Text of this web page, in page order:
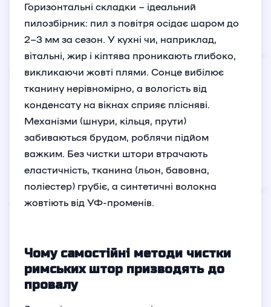
Горизонтальні складки – ідеальний
пилозбірник: пил з повітря осідає шаром до
2–3 мм за сезон. У кухні чи, наприклад,
вітальні, жир і кіптява проникають глибоко,
викликаючи жовті плями. Сонце вибілює
тканину нерівномірно, а вологість від
конденсату на вікнах сприяє плісняві.
Механізми (шнури, кільця, прути)
забиваються брудом, роблячи підйом
важким. Без чистки штори втрачають
еластичність, тканина (льон, бавовна,
поліестер) грубіє, а синтетичні волокна
жовтіють від УФ-променів.
Чому самостійні методи чистки
римських штор призводять до
провалу